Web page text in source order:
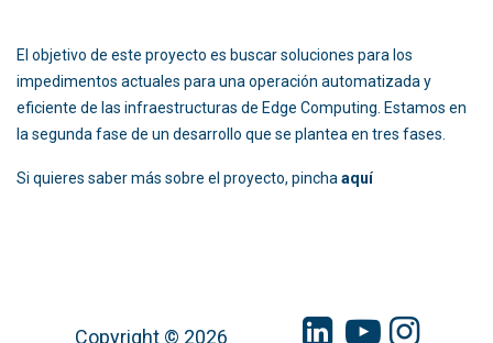
El objetivo de este proyecto es buscar soluciones para los
impedimentos actuales para una operación automatizada y
eficiente de las infraestructuras de Edge Computing. Estamos en
la segunda fase de un desarrollo que se plantea en tres fases.
Si quieres saber más sobre el proyecto, pincha aquí